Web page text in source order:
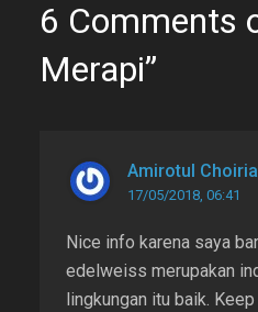
6 Comments
Merapi”
Amirotul
17/05/2018, 06:41
Nice info karena saya
edelweiss merupakan
lingkungan itu baik.